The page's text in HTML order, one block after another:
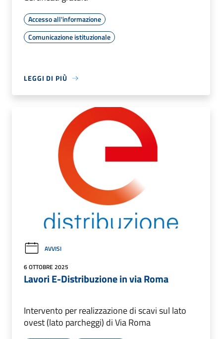
Accesso all'informazione
Comunicazione istituzionale
LEGGI DI PIÙ
AVVISI
6 OTTOBRE 2025
Lavori E-Distribuzione in via Roma
Intervento per realizzazione di scavi sul lato
ovest (lato parcheggi) di Via Roma